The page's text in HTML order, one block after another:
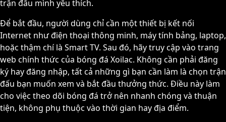
trận đấu mình yêu thích.
Để bắt đầu, người dùng chỉ cần một thiết bị kết nối
Internet như điện thoại thông minh, máy tính bảng, laptop,
hoặc thậm chí là Smart TV. Sau đó, hãy truy cập vào trang
web chính thức của bóng đá Xoilac. Không cần phải đăng
ký hay đăng nhập, tất cả những gì bạn cần làm là chọn trận
đấu bạn muốn xem và bắt đầu thưởng thức. Điều này làm
cho việc theo dõi bóng đá trở nên nhanh chóng và thuận
tiện, không phụ thuộc vào thời gian hay địa điểm.